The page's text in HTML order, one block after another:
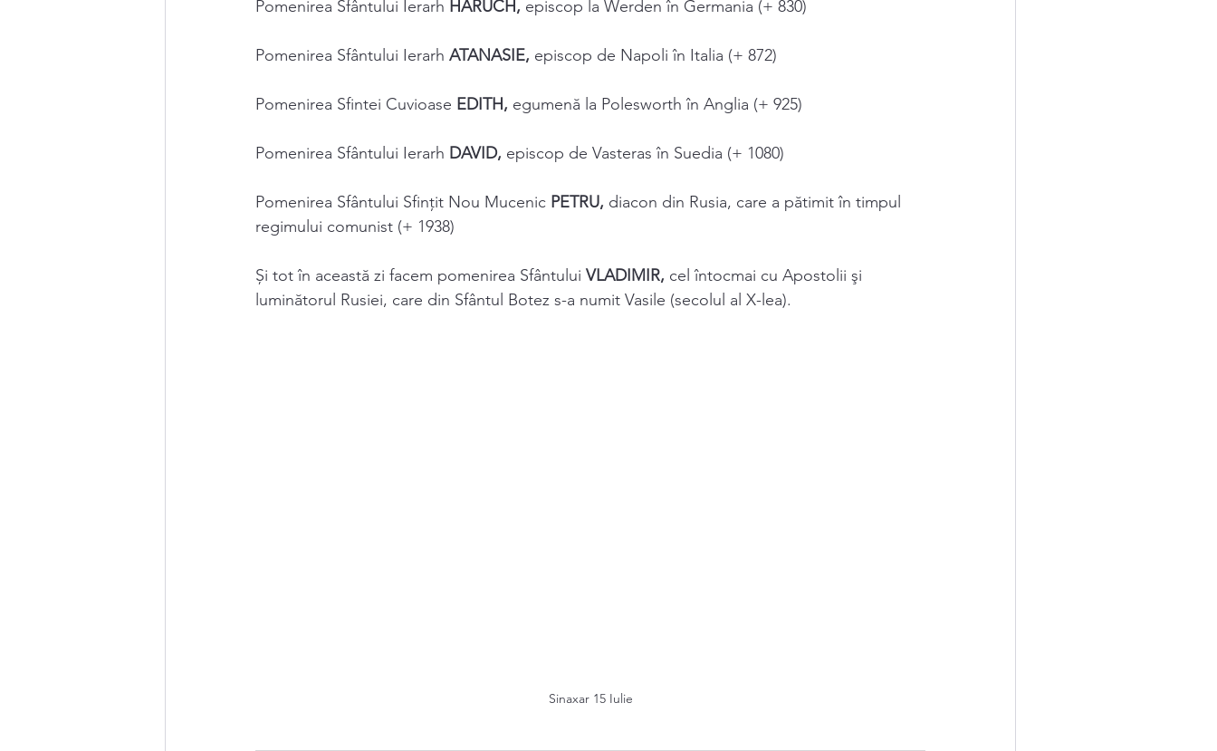
Pomenirea Sfântului Ierarh HARUCH, episcop la Werden în Germania (+ 830)
Pomenirea Sfântului Ierarh ATANASIE, episcop de Napoli în Italia (+ 872)
Pomenirea Sfintei Cuvioase EDITH, egumenă la Polesworth în Anglia (+ 925)
Pomenirea Sfântului Ierarh DAVID, episcop de Vasteras în Suedia (+ 1080)
Pomenirea Sfântului Sfințit Nou Mucenic PETRU, diacon din Rusia, care a pătimit în timpul
regimului comunist (+ 1938)
Și tot în această zi facem pomenirea Sfântului VLADIMIR, cel întocmai cu Apostolii şi
luminătorul Rusiei, care din Sfântul Botez s-a numit Vasile (secolul al X-lea).
Sinaxar 15 Iulie